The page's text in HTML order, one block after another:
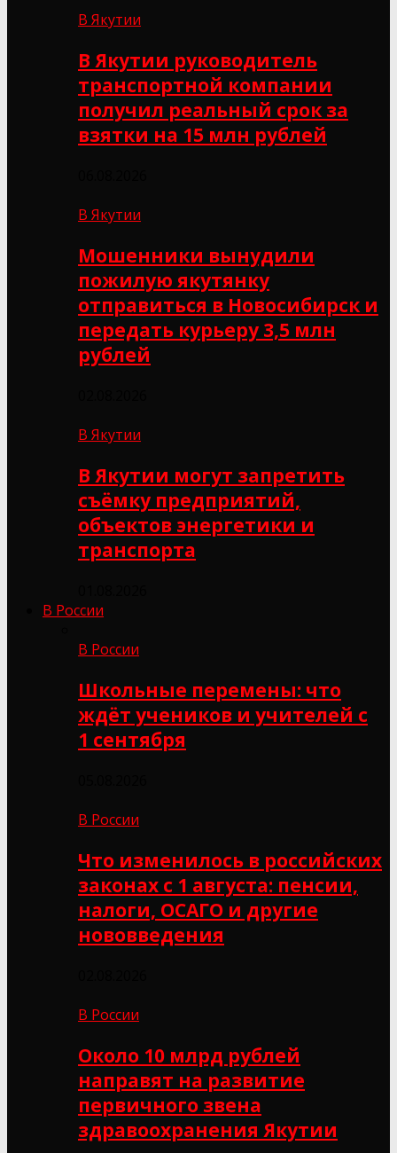
В Якутии
В Якутии руководитель
транспортной компании
получил реальный срок за
взятки на 15 млн рублей
В Якутии
Мошенники вынудили
пожилую якутянку
отправиться в Новосибирск и
передать курьеру 3,5 млн
рублей
В Якутии
В Якутии могут запретить
съёмку предприятий,
объектов энергетики и
транспорта
В России
В России
Школьные перемены: что
ждёт учеников и учителей с
1 сентября
В России
Что изменилось в российских
законах с 1 августа: пенсии,
налоги, ОСАГО и другие
нововведения
В России
Около 10 млрд рублей
направят на развитие
первичного звена
здравоохранения Якутии